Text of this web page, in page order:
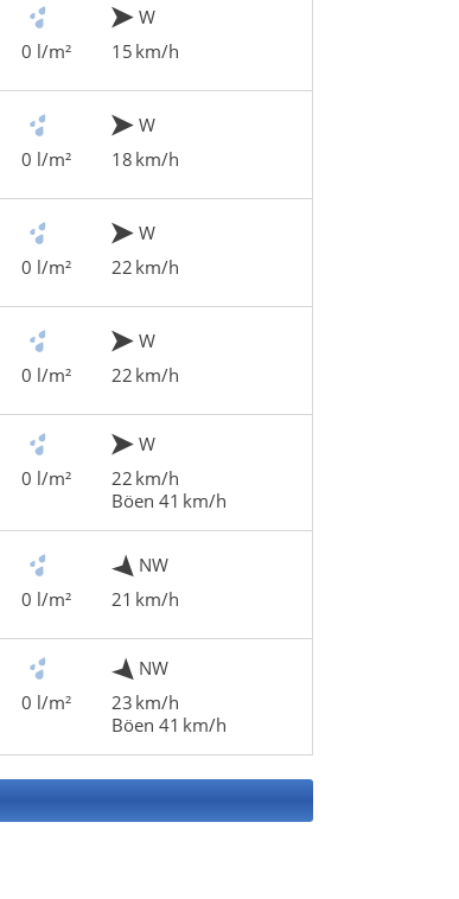
0 l/m²
W
15 km/h
0 l/m²
W
18 km/h
0 l/m²
W
22 km/h
0 l/m²
W
22 km/h
0 l/m²
W
22 km/h
Böen 41 km/h
0 l/m²
NW
21 km/h
0 l/m²
NW
23 km/h
Böen 41 km/h